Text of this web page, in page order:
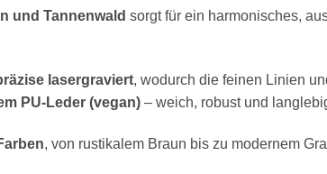
und Tannenwald sorgt für ein harmonisches,
lasergraviert, wodurch die feinen Linien
PU-Leder (vegan) – weich, robust und
, von rustikalem Braun bis zu modernem